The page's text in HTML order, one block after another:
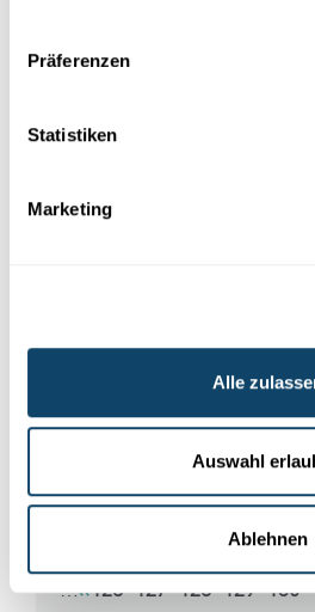
Präferenzen
Statistiken
Marketing
Alle
Auswahl
Ablehnen
Urbain über Rekordjagd, was ihn
FNR
Previous
‹‹
… Page
126 Page
127 Page
128 Page
129 Page
130